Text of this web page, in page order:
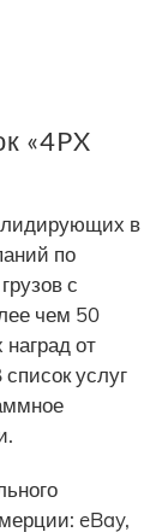
«4PX
лидирующих в
по
с
чем 50
от
услуг
eBay,